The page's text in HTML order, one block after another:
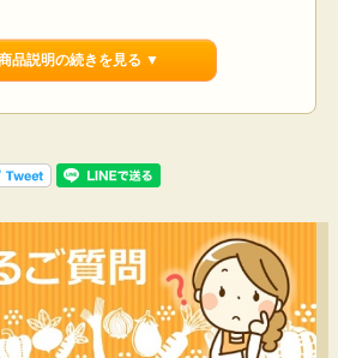
自立」。
、地域とそこに住まう人の「自立」。
のではなく、そこにあるものを活かす。
からないといわれる地方にあって、近年移住者が
根ざして、農業、林業、そして食を豊かにしてい
品説明の続きを見る ▼